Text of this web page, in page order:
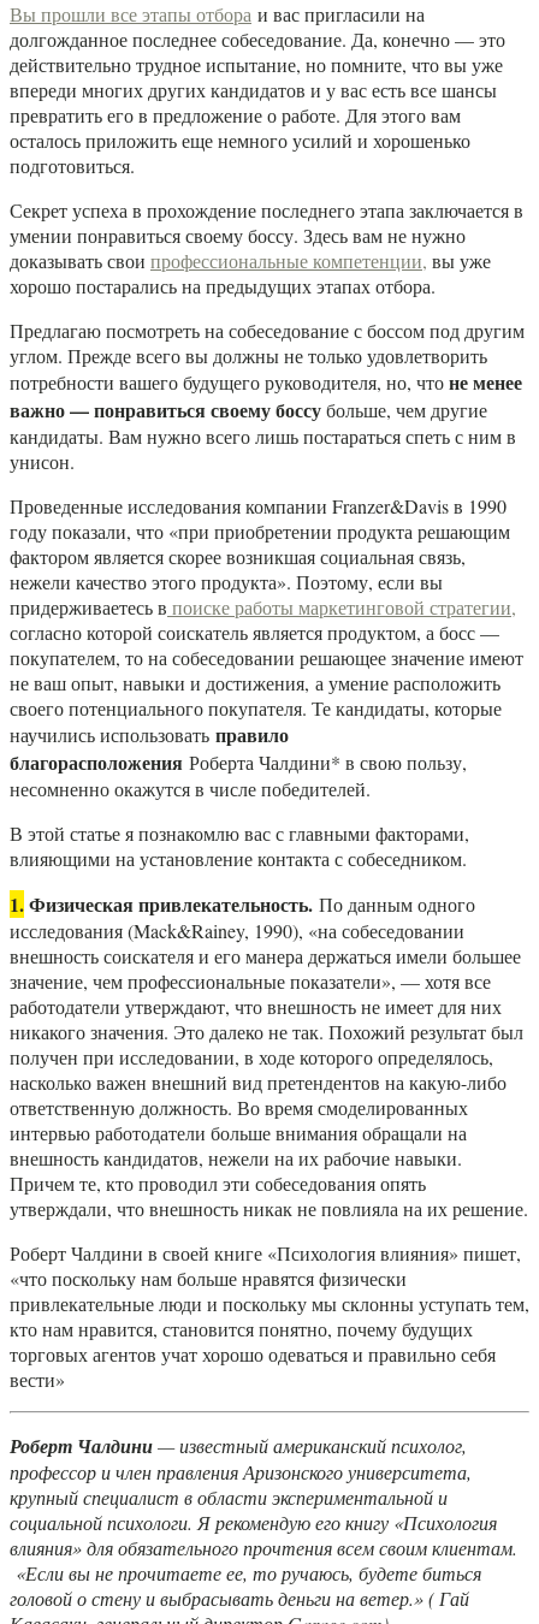
Вы прошли все этапы отбора и вас пригласили на
долгожданное последнее собеседование. Да, конечно — это
действительно трудное испытание, но помните, что вы уже
впереди многих других кандидатов и у вас есть все шансы
превратить его в предложение о работе. Для этого вам
осталось приложить еще немного усилий и хорошенько
подготовиться.
Секрет успеха в прохождение последнего этапа заключается в
умении понравиться своему боссу. Здесь вам не нужно
доказывать свои профессиональные компетенции, вы уже
хорошо постарались на предыдущих этапах отбора.
Предлагаю посмотреть на собеседование с боссом под другим
углом. Прежде всего вы должны не только удовлетворить
потребности вашего будущего руководителя, но, чтоне менее
важно — понравиться своему боссубольше, чем другие
кандидаты. Вам нужно всего лишь постараться спеть с ним в
унисон.
Проведенные исследования компании Franzer&Davis в 1990
году показали, что «при приобретении продукта решающим
фактором является скорее возникшая социальная связь,
нежели качество этого продукта». Поэтому, если вы
придерживаетесь в поиске работы маркетинговой стратегии,
согласно которой соискатель является продуктом, а босс —
покупателем, то на собеседовании решающее значение имеют
не ваш опыт, навыки и достижения, а умение расположить
своего потенциального покупателя. Те кандидаты, которые
научились использовать правило
благорасположения Роберта Чалдини* в свою пользу,
несомненно окажутся в числе победителей.
В этой статье я познакомлю вас с главными факторами,
влияющими на установление контакта с собеседником.
1.Физическая привлекательность. По данным одного
исследования (Mack&Rainey, 1990), «на собеседовании
внешность соискателя и его манера держаться имели большее
значение, чем профессиональные показатели», — хотя все
работодатели утверждают, что внешность не имеет для них
никакого значения. Это далеко не так. Похожий результат был
получен при исследовании, в ходе которого определялось,
насколько важен внешний вид претендентов на какую-либо
ответственную должность. Во время смоделированных
интервью работодатели больше внимания обращали на
внешность кандидатов, нежели на их рабочие навыки.
Причем те, кто проводил эти собеседования опять
утверждали, что внешность никак не повлияла на их решение.
Роберт Чалдини в своей книге «Психология влияния» пишет,
«что поскольку нам больше нравятся физически
привлекательные люди и поскольку мы склонны уступать тем,
кто нам нравится, становится понятно, почему будущих
торговых агентов учат хорошо одеваться и правильно себя
вести»
Роберт Чалдини— известный американский психолог,
профессор и член правления Аризонского университета,
крупный специалист в области экспериментальной и
социальной психологи. Я рекомендую его книгу «Психология
влияния» для обязательного прочтения всем своим клиентам.
«Если вы не прочитаете ее, то ручаюсь, будете биться
головой о стену и выбрасывать деньги на ветер.» ( Гай